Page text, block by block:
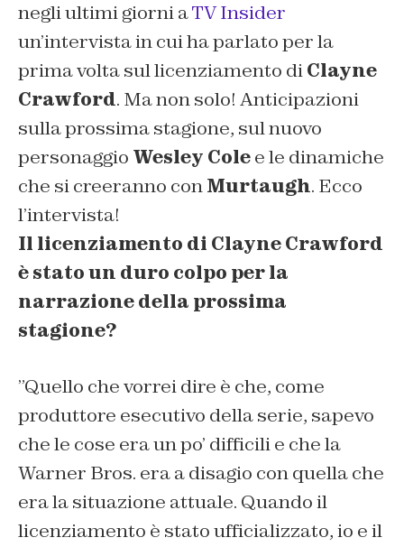
negli ultimi giorni aTV Insider
un’intervista in cui ha parlato per la
prima volta sul licenziamento diClayne
Crawford. Ma non solo! Anticipazioni
sulla prossima stagione, sul nuovo
personaggio Wesley Colee le dinamiche
che si creeranno conMurtaugh. Ecco
l’intervista!
Il licenziamento di Clayne Crawford
è stato un duro colpo per la
narrazione della prossima
stagione?
”Quello che vorrei dire è che, come
produttore esecutivo della serie, sapevo
che le cose era un po’ difficili e che la
Warner Bros. era a disagio con quella che
era la situazione attuale. Quando il
licenziamento è stato ufficializzato, io e il